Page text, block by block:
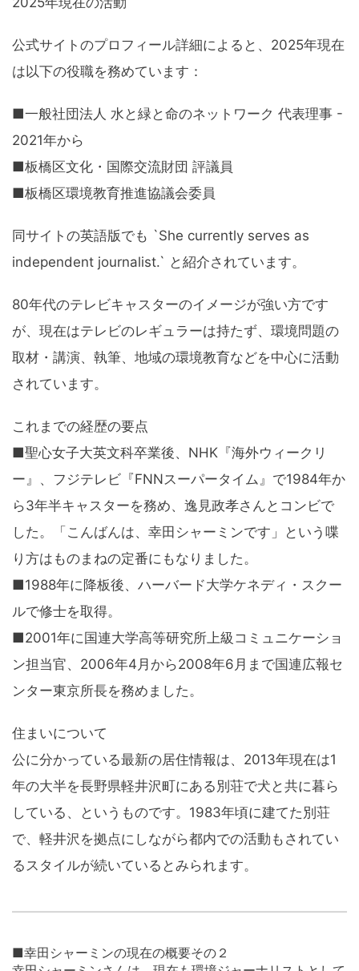
公式サイトのプロフィール詳細によると、2025年現在
は以下の役職を務めています：
■一般社団法人 水と緑と命のネットワーク 代表理事 -
2021年から
■板橋区文化・国際交流財団 評議員
■板橋区環境教育推進協議会委員
同サイトの英語版でも `She currently serves as
independent journalist.` と紹介されています。
80年代のテレビキャスターのイメージが強い方です
が、現在はテレビのレギュラーは持たず、環境問題の
取材・講演、執筆、地域の環境教育などを中心に活動
されています。
これまでの経歴の要点
■聖心女子大英文科卒業後、NHK『海外ウィークリ
ー』、フジテレビ『FNNスーパータイム』で1984年か
ら3年半キャスターを務め、逸見政孝さんとコンビで
した。「こんばんは、幸田シャーミンです」という喋
り方はものまねの定番にもなりました。
■1988年に降板後、ハーバード大学ケネディ・スクー
ルで修士を取得。
■2001年に国連大学高等研究所上級コミュニケーショ
ン担当官、2006年4月から2008年6月まで国連広報セ
ンター東京所長を務めました。
住まいについて
公に分かっている最新の居住情報は、2013年現在は1
年の大半を長野県軽井沢町にある別荘で犬と共に暮ら
している、というものです。1983年頃に建てた別荘
で、軽井沢を拠点にしながら都内での活動もされてい
るスタイルが続いているとみられます。
■幸田シャーミンの現在の概要その２